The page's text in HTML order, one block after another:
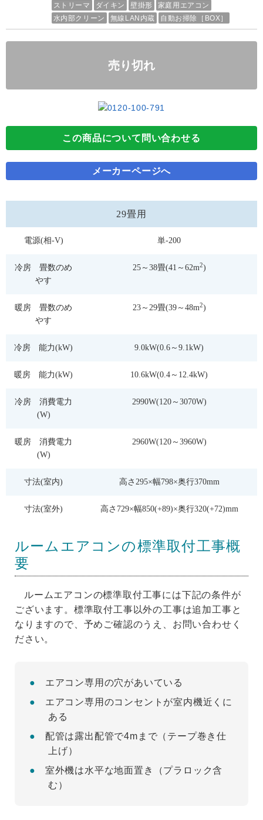
ストリーマ
ダイキン 壁掛形
家庭用エアコン
水内部クリーン
無線LAN内蔵 自動お掃除［BOX］
売り切れ
この商品について問い合わせる
メーカーページへ
29畳用
電源(相-V) 単-200
冷房 畳数のめ
やす
25～38畳(41～62m2)
暖房 畳数のめ
やす
23～29畳(39～48m2)
冷房 能力(kW) 9.0kW(0.6～9.1kW)
暖房 能力(kW) 10.6kW(0.4～12.4kW)
冷房 消費電力
(W)
2990W(120～3070W)
暖房 消費電力
(W)
2960W(120～3960W)
寸法(室内) 高さ295×幅798×奥行370mm
寸法(室外) 高さ729×幅850(+89)×奥行320(+72)mm
ルームエアコンの標準取付工事概
要
ルームエアコンの標準取付工事には下記の条件が
ございます。標準取付工事以外の工事は追加工事と
なりますので、予めご確認のうえ、お問い合わせく
ださい。
エアコン専用の穴があいている
エアコン専用のコンセントが室内機近くに
ある
配管は露出配管で4mまで（テープ巻き仕
上げ）
室外機は水平な地面置き（プラロック含
む）